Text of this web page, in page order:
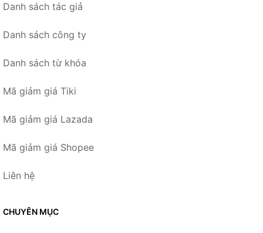
Danh sách tác giả
Danh sách công ty
Danh sách từ khóa
Mã giảm giá Tiki
Mã giảm giá Lazada
Mã giảm giá Shopee
Liên hệ
CHUYÊN MỤC